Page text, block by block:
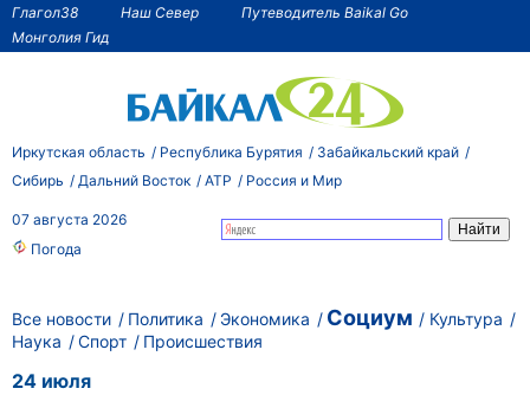
Глагол38 Наш Север
Путеводитель Baikal Go
Монголия Гид
Иркутская область Республика Бурятия
Забайкальский край
Сибирь
Дальний Восток АТР Россия и Мир
07 августа 2026
Погода
Все новости Политика Экономика Социум
Культура
Наука
Спорт Происшествия
24 июля